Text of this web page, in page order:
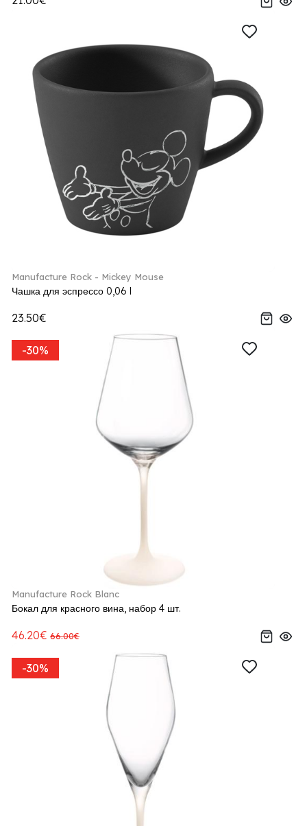
Manufacture Rock - Mickey Mouse
Чашка для эспрессо 0,06 l
23.50€
-30%
Manufacture Rock Blanc
Бокал для красного вина, набор 4 шт.
46.20€ 66.00€
-30%